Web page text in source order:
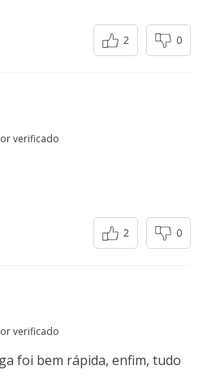
2 0
verificado
2 0
verificado
foi bem rápida, enfim, tudo